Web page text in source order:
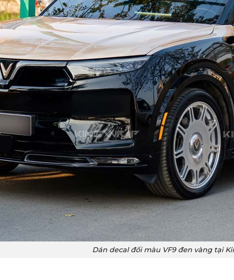
Dán decal đổi màu VF9 đen vàng tại